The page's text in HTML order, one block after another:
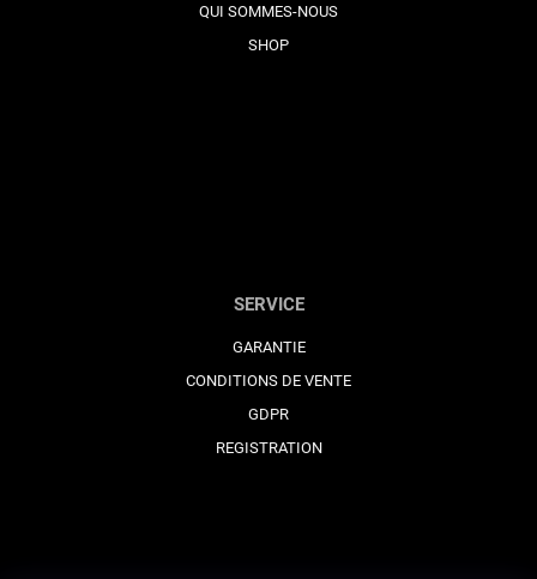
QUI SOMMES-NOUS
SHOP
SERVICE
GARANTIE
CONDITIONS DE VENTE
GDPR
REGISTRATION